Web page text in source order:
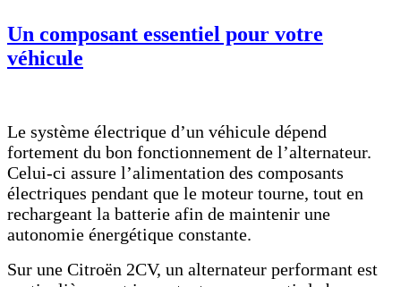
Un composant essentiel pour votre
véhicule
Le système électrique d’un véhicule dépend
fortement du bon fonctionnement de l’alternateur.
Celui-ci assure l’alimentation des composants
électriques pendant que le moteur tourne, tout en
rechargeant la batterie afin de maintenir une
autonomie énergétique constante.
Sur une Citroën 2CV, un alternateur performant est